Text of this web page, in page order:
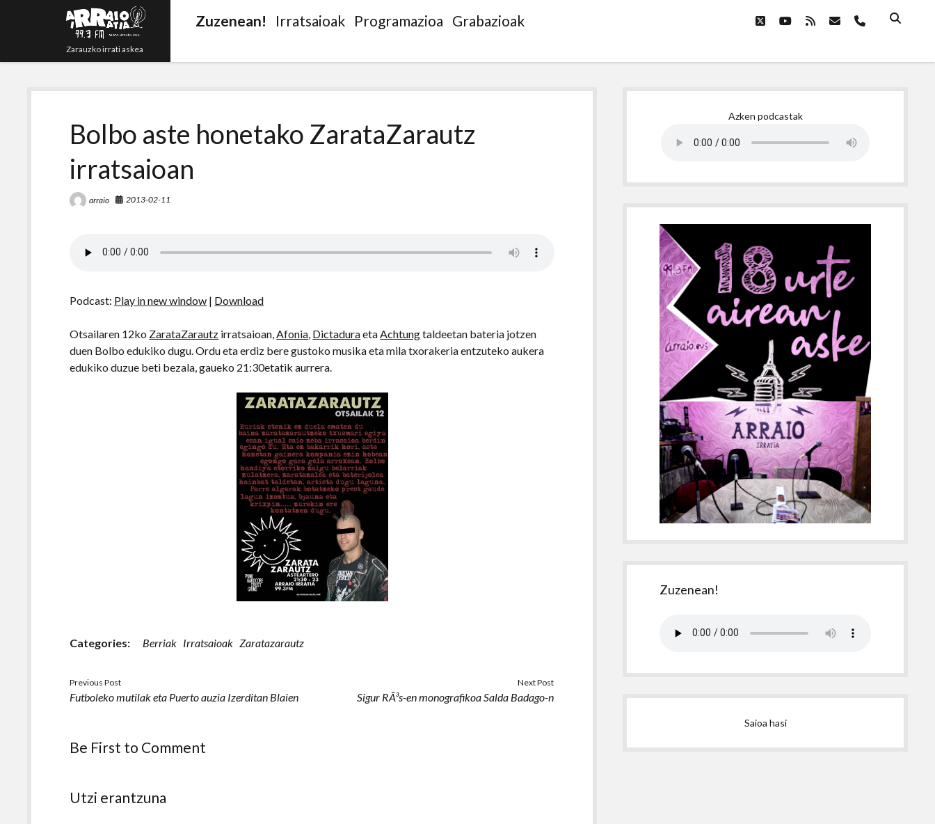
Zarauzko irrati askea
Zuzenean! Irratsaioak Programazioa Grabazioak twitteryoutube
rss emailphone
Bolbo aste honetako ZarataZarautz
irratsaioan
arraio 2013-02-11
Podcast: Play in new window | Download
Otsailaren 12ko ZarataZarautz irratsaioan,Afonia, DictaduraetaAchtungtaldeetan bateria jotzen
duen Bolbo edukiko dugu. Ordu eta erdiz bere gustoko musika eta mila txorakeria entzuteko aukera
edukiko duzue beti bezala, gaueko 21:30etatik aurrera.
Categories: Berriak Irratsaioak Zaratazarautz
Previous Post
Futboleko mutilak eta Puerto auzia Izerditan Blaien
Next Post
Sigur RÃ³s-en monografikoa Salda Badago-n
Be First to Comment
Utzi erantzuna
Azken podcastak
Zuzenean!
Saioa hasi